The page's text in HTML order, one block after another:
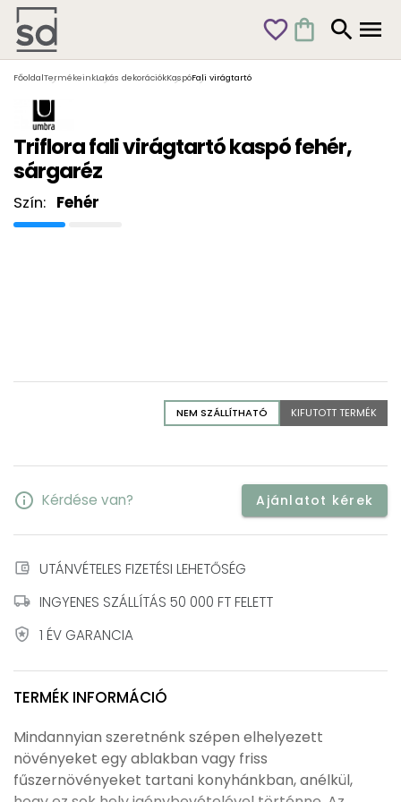
favorite_outline shopping_bag search menu
FőoldalTermékeinkLakás dekorációkKaspóFali virágtartó
Triflora fali virágtartó kaspó fehér,
sárgaréz
Szín: Fehér
NEM SZÁLLÍTHATÓ KIFUTOTT TERMÉK
info Kérdése van? Ajánlatot kérek
account_balance_wallet UTÁNVÉTELES FIZETÉSI LEHETŐSÉG
local_shipping INGYENES SZÁLLÍTÁS 50 000 FT FELETT
local_police 1 ÉV GARANCIA
TERMÉK INFORMÁCIÓ
Mindannyian szeretnénk szépen elhelyezett
növényeket egy ablakban vagy friss
fűszernövényeket tartani konyhánkban, anélkül,